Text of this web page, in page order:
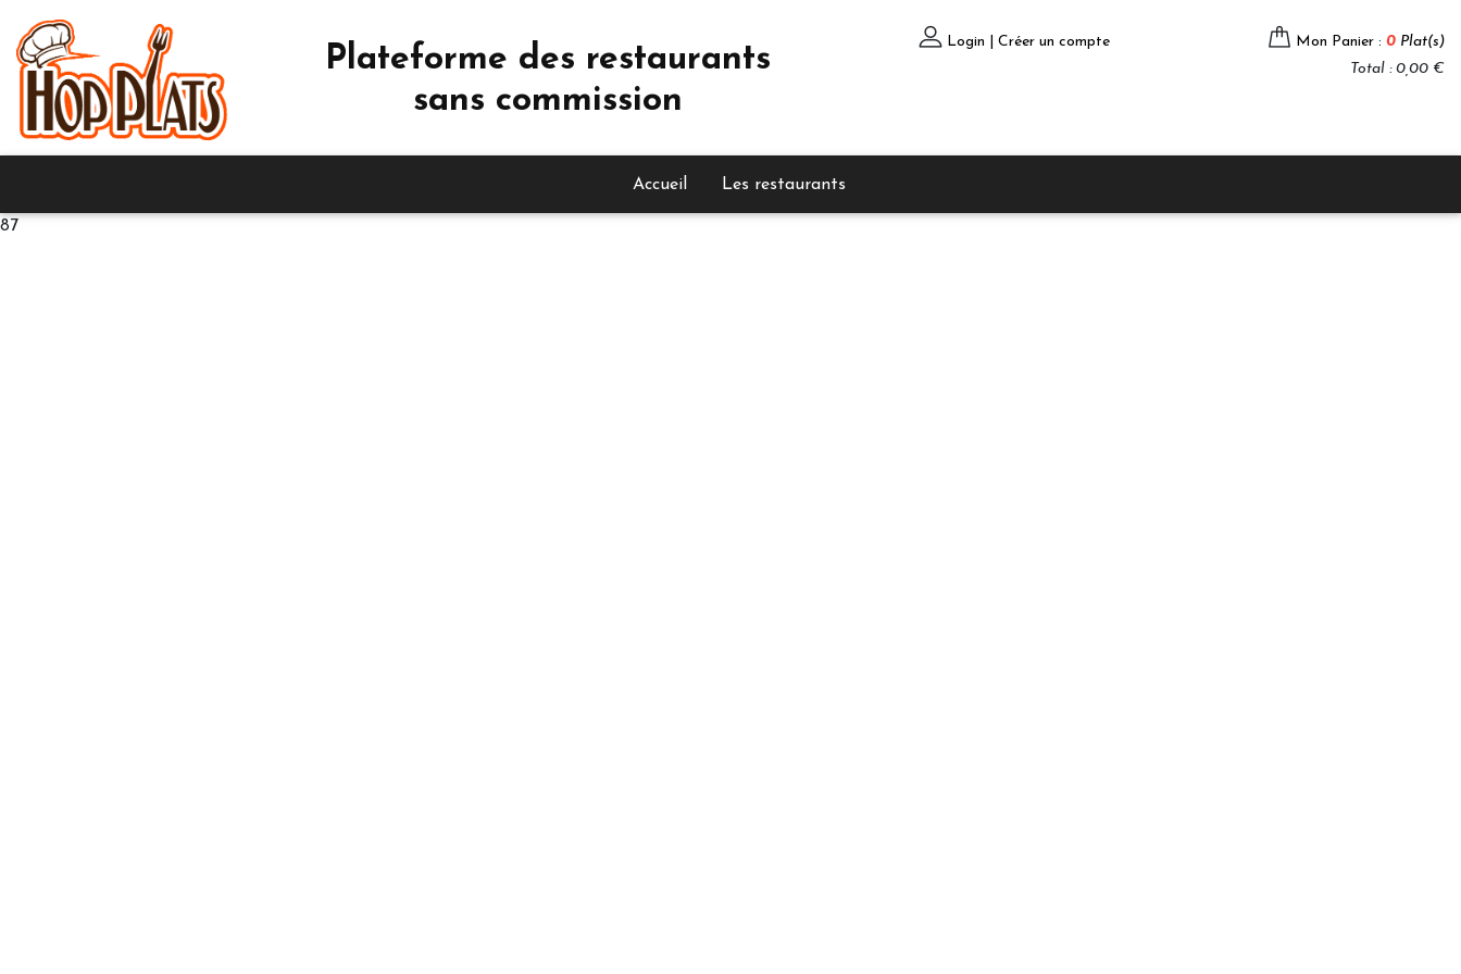
Plateforme des restaurants
sans commission
Login | Créer un compte Mon Panier : 0 Plat(s)
Total : 0,00 €
Accueil Les restaurants
87